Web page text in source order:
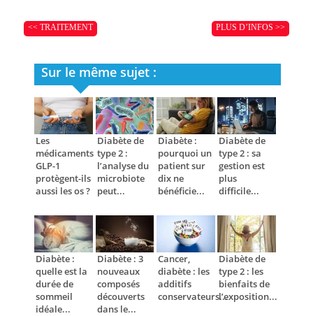
<< TRAITEMENT PLUS D’INFOS >>
Sur le même sujet :
Les
médicaments
GLP-1
protègent-ils
aussi les os ?
Diabète de
type 2 :
l’analyse du
microbiote
peut...
Diabète :
pourquoi un
patient sur
dix ne
bénéficie...
Diabète de
type 2 : sa
gestion est
plus
difficile...
Diabète :
quelle est la
durée de
sommeil
idéale...
Diabète : 3
nouveaux
composés
découverts
dans le...
Cancer,
diabète : les
additifs
conservateurs...
Diabète de
type 2 : les
bienfaits de
l’exposition...